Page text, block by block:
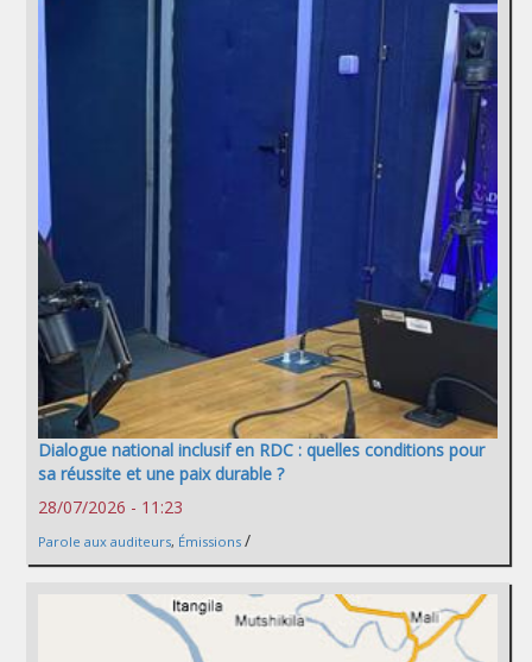
Dialogue national inclusif en RDC : quelles conditions pour
sa réussite et une paix durable ?
28/07/2026 - 11:23
Parole aux auditeurs, Émissions /